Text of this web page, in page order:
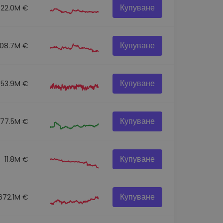
€ Купуване
€ Купуване
€ Купуване
77.5M € Купуване
11.8M € Купуване
€ Купуване